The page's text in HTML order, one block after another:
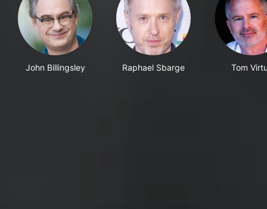
John Billingsley Raphael Sbarge Tom